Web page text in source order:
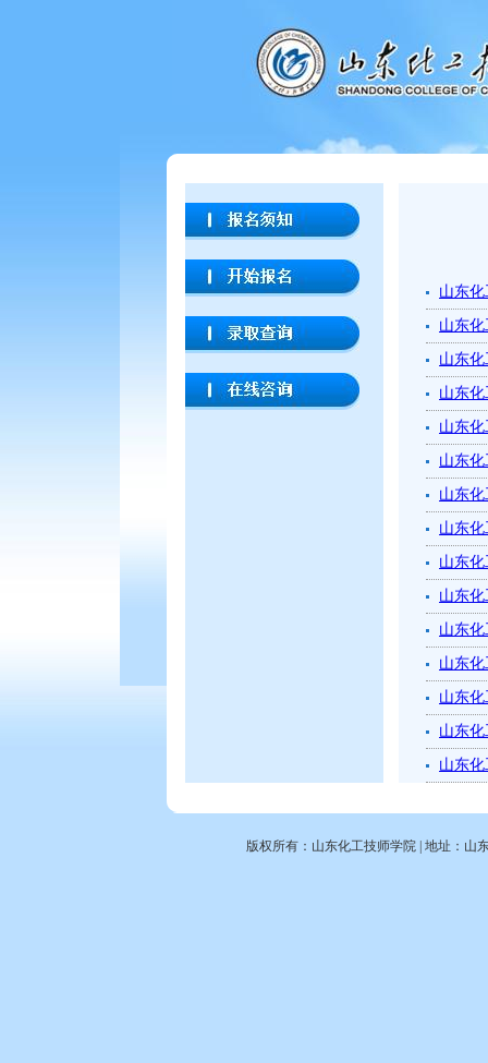
山东
山东
山东
山东
山东
山东
山东
山东
山东
山东
山东
山东
山东
山东
山东
版权所有：山东化工技师学院 | 地址：山